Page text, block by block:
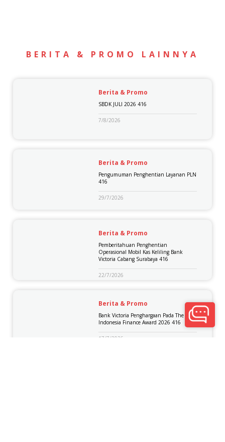
BERITA & PROMO LAINNYA
Berita & Promo
SBDK JULI 2026 416
7/8/2026
Berita & Promo
Pengumuman Penghentian Layanan PLN
416
29/7/2026
Berita & Promo
Pemberitahuan Penghentian
Operasional Mobil Kas Keliling Bank
Victoria Cabang Surabaya 416
22/7/2026
Berita & Promo
Bank Victoria Penghargaan Pada The Best
Indonesia Finance Award 2026 416
17/7/2026